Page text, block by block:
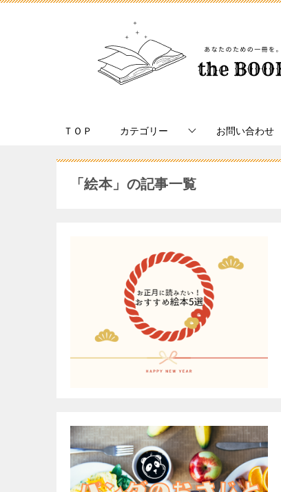
ＴＯＰ カテゴリー お問い合わせ
「絵本」の記事一覧